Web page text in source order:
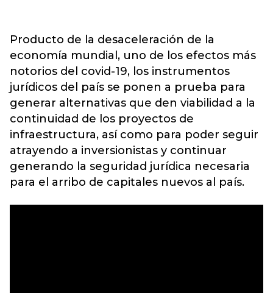
Producto de la desaceleración de la
economía mundial, uno de los efectos más
notorios del covid-19, los instrumentos
jurídicos del país se ponen a prueba para
generar alternativas que den viabilidad a la
continuidad de los proyectos de
infraestructura, así como para poder seguir
atrayendo a inversionistas y continuar
generando la seguridad jurídica necesaria
para el arribo de capitales nuevos al país.